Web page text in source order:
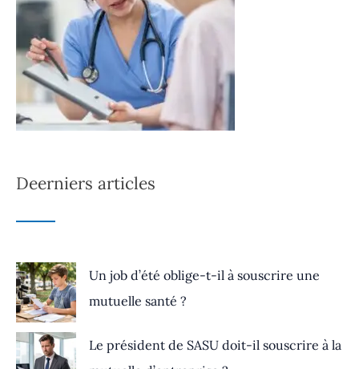
Deerniers articles
Un job d’été oblige-t-il à souscrire une
mutuelle santé ?
Le président de SASU doit-il souscrire à la